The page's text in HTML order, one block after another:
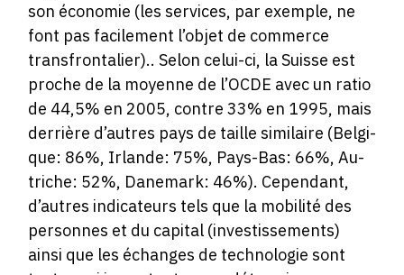
son économie (les services, par exemple, ne
font pas facilement l’objet de commerce
transfrontalier).. Selon celui-ci, la Suisse est
proche de la moyenne de l’OCDE avec un ratio
de 44,5% en 2005, contre 33% en 1995, mais
derrière d’autres pays de taille similaire (Belgi-
que: 86%, Irlande: 75%, Pays-Bas: 66%, Au-
triche: 52%, Danemark: 46%). Cependant,
d’autres indicateurs tels que la mobilité des
personnes et du capital (investissements)
ainsi que les échanges de technologie sont